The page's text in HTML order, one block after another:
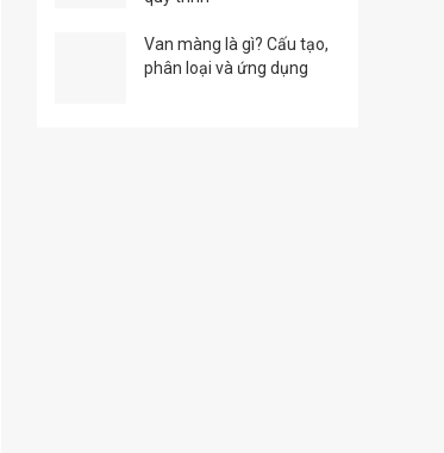
Van màng là gì? Cấu tạo,
phân loại và ứng dụng